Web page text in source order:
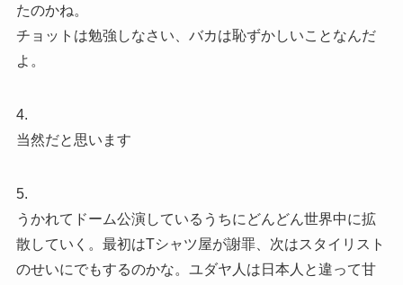
たのかね。
チョットは勉強しなさい、バカは恥ずかしいことなんだ
よ。
4.
当然だと思います
5.
うかれてドーム公演しているうちにどんどん世界中に拡
散していく。最初はTシャツ屋が謝罪、次はスタイリスト
のせいにでもするのかな。ユダヤ人は日本人と違って甘